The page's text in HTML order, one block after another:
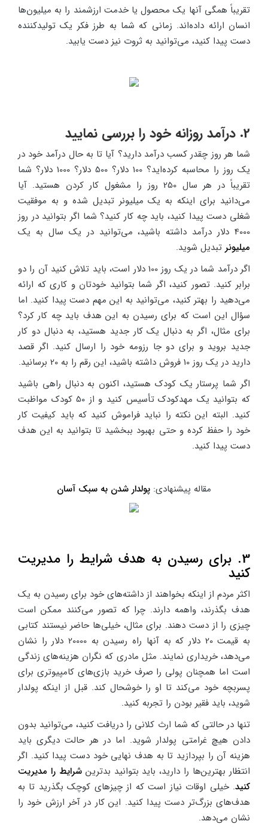
تقریباً همگی آنها یک محصول یا خدمت ارزشمند را به میلیون‌ها
انسان ارائه داده‌اند. زمانی که شما به طرز فکر یک تولیدکننده
دست پیدا کنید، می‌توانید به ثروت نیز دست یابید.
2. درآمد روزانه خود را بررسی نمایید
شما هر روز چقدر کسب درآمد دارید؟ آیا تا به حال درآمد خود در
یک روز را محاسبه کرده‌اید؟ 100 دلار؟ 500 دلار؟ 1000 دلار؟ شما
تقریباً در هر سال 250 روز را مشغول کار کردن هستید. آیا
می‌دانید برای اینکه به یک میلیونر تبدیل شده و به موفقیت
شغلی دست پیدا کنید، باید چه کار کنید؟ شما اگر بتوانید در روز
4000 دلار درآمد داشته باشید، می‌توانید در یک سال به یک
میلیونر تبدیل شوید.
اگر درآمد شما در یک روز 100 دلار است، باید تلاش کنید آن را دو
برابر کنید. تصور کنید، اگر شما بتوانید خودتان و کاری که ارائه
می‌دهید را بهتر کنید، می‌توانید به این مهم دست پیدا کنید. اما
سؤال این است که برای رسیدن به این هدف باید چه کار کرد؟
برای مثال، اگر به دنبال یک کار جدید هستید، به دنبال دو کار
جدید بروید و برای دو جا رزومه خود را ارسال کنید. اگر قصد
دارید در یک روز 10 فروش داشته باشید، این رقم را به 20 برسانید.
اگر شما پرستار یک کودک هستید، اکنون به دنبال راهی باشید
که بتوانید یک مهدکودک تأسیس کنید و از 50 کودک مواظبت
کنید. البته این نکته را نباید فراموش کنید که باید کیفیت کار
خود را حفظ کرده و حتی بهبود ببخشید تا بتوانید به این هدف
دست پیدا کنید.
مقاله پیشنهادی: پولدار شدن به سبک آسان
3. برای رسیدن به هدف شرایط را مدیریت
کنید
اکثر مردم از اینکه بخواهند از داشته‌های خود برای رسیدن به یک
هدف بگذرند، واهمه دارند. چرا که تصور می‌کنند ممکن است
چیزی را از دست دهند. برای مثال، خیلی‌ها حاضر نیستند کتابی
به قیمت 20 دلار که به آنها راه رسیدن به 20000 دلار را نشان
می‌دهد، خریداری نمایند. مثل مادری که نگران هزینه‌های زندگی
است اما همچنان پولی را صرف خرید بازی‌های کامپیوتری برای
پسربچه خود می‌کند تا او را خوشحال کند. قبل از اینکه پولدار
شوید، باید فقیر بودن را تجربه کنید.
تنها در حالتی که شما ارث کلانی را دریافت کنید، می‌توانید بدون
دادن هیچ غرامتی پولدار شوید. اما در هر حالت دیگری باید
هزینه آن را بپردازید تا به هدف نهایی خود دست پیدا کنید. اگر
انتظار بهترین‌ها را دارید، باید بتوانید بدترینشرایط را مدیریت
کنید. خیلی اوقات نیاز است که از چیزهای کوچک بگذرید تا به
هدف‌های بزرگ‌تر دست پیدا کنید. این کار در آخر ارزش خود را
نشان می‌دهد.